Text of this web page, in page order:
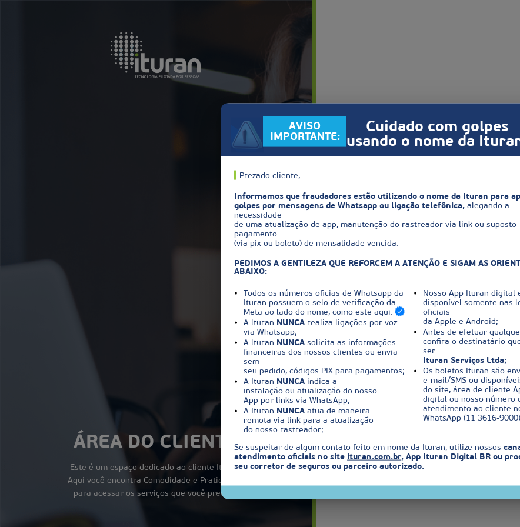
ÁREA DO CLIENTE
Este é um espaço dedicado ao cliente Ituran.
Aqui você encontra Comodidade e Praticidade
para acessar os serviços que você precisa!
Bem-
Login
Esqueci minha
AVISO
IMPORTANTE:
Cuidado com golpes
usando o nome da
Prezado cliente,
Informamos que fraudadores estão utilizando o nome da Ituran para
golpes por mensagens de Whatsapp ou ligação telefônica, alegando a
necessidade
de uma atualização de app, manutenção do rastreador via link ou suposto
pagamento
(via pix ou boleto) de mensalidade vencida.
PEDIMOS A GENTILEZA QUE REFORCEM A ATENÇÃO E SIGAM AS
ABAIXO:
Todos os números oficias de Whatsapp da
Ituran possuem o selo de verificação da
Meta ao lado do nome, como este aqui:
A lturan NUNCA realiza ligações por voz
via Whatsapp;
A lturan NUNCA solicita as informações
financeiras dos nossos clientes ou envia
sem
seu pedido, códigos PIX para pagamentos;
A Ituran NUNCA indica a
instalação ou atualização do nosso
App por links via WhatsApp;
A Ituran NUNCA atua de maneira
remota via link para a atualização
do nosso rastreador;
Nosso App Ituran digital
disponível somente nas
oficiais
da Apple e Android;
Antes de efetuar
confira o destinatário
ser
Ituran Serviços Ltda;
Os boletos Ituran são
e-mail/SMS ou
do site, área de cliente
digital ou nosso número
atendimento ao cliente
WhatsApp (11 3616-
Se suspeitar de algum contato feito em nome da Ituran, utilize nossos
atendimento oficiais no site ituran.com.br, App Ituran Digital BR ou
seu corretor de seguros ou parceiro autorizado.